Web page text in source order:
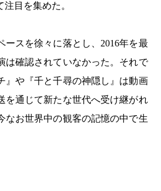
目を集めた。
ースを徐々に落とし、2016年を最
は確認されていなかった。それで
』や『千と千尋の神隠し』は動画
を通じて新たな世代へ受け継がれ
なお世界中の観客の記憶の中で生